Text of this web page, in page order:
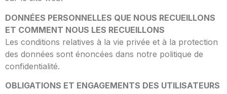
DONNÉES PERSONNELLES QUE NOUS RECUEILLONS
ET COMMENT NOUS LES RECUEILLONS
Les conditions relatives à la vie privée et à la protection
des données sont énoncées dans notre politique de
confidentialité.
OBLIGATIONS ET ENGAGEMENTS DES UTILISATEURS